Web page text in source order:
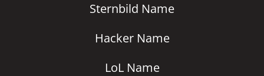
Sternbild Name
Hacker Name
LoL Name